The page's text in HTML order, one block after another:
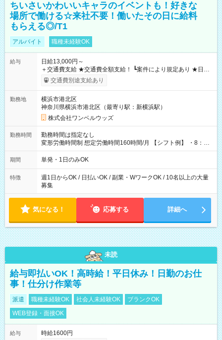
ちいさいかわいいキャラのイベントも！好きな
場所で働ける☆来社不要！働いたその日に給料
もらえる◎/T1
アルバイト 職種未経験OK
給与
日給13,000円～
＋交通費支給 ★交通費全額支給！ ┗案件により規定あり ★日払
いOK！（規定あり） ┗働いたその日に現金GET♪ お仕事後はコ
ンビニATMから 日払い分を引き落とせます！ 【試用期間】試
交通費別途支給あり
勤務地
横浜市港北区
神奈川県横浜市港北区（最寄り駅：新横浜駅）
株式会社ワンベルウッズ
勤務時間
勤務時間は指定なし
変形労働時間制 想定労働時間160時間/月 【シフト例】 ・8：00
～21：00
期間 単発・1日のみOK
特徴
週1日からOK / 日払いOK / 副業・WワークOK / 10名以上の大量
募集
気になる！ 応募する 詳細へ
未読
給与即払いOK！高時給！平日休み！日勤のお仕
事！仕分け作業等
派遣 職種未経験OK 社会人未経験OK
ブランクOK
WEB登録・面接OK
給与
時給1600円